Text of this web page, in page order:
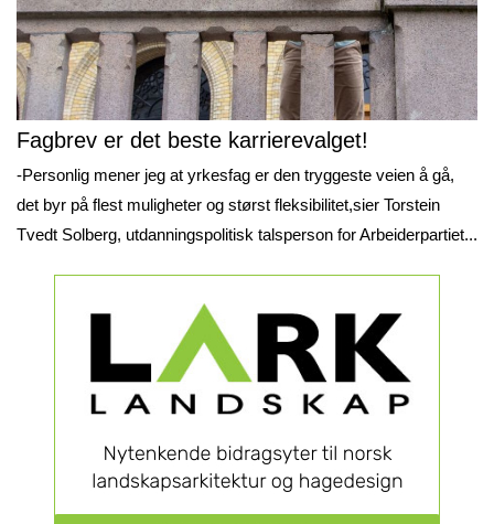
Fagbrev er det beste karrierevalget!
-Personlig mener jeg at yrkesfag er den tryggeste veien å gå,
det byr på flest muligheter og størst fleksibilitet,sier Torstein
Tvedt Solberg, utdanningspolitisk talsperson for Arbeiderpartiet...